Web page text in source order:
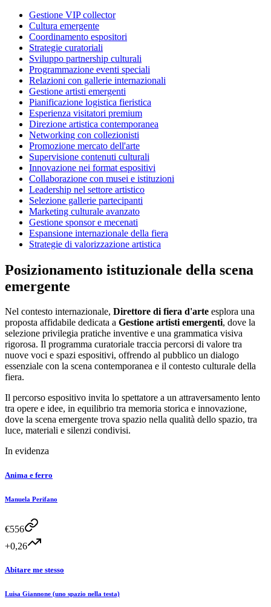
Gestione VIP collector
Cultura emergente
Coordinamento espositori
Strategie curatoriali
Sviluppo partnership culturali
Programmazione eventi speciali
Relazioni con gallerie internazionali
Gestione artisti emergenti
Pianificazione logistica fieristica
Esperienza visitatori premium
Direzione artistica contemporanea
Networking con collezionisti
Promozione mercato dell'arte
Supervisione contenuti culturali
Innovazione nei format espositivi
Collaborazione con musei e istituzioni
Leadership nel settore artistico
Selezione gallerie partecipanti
Marketing culturale avanzato
Gestione sponsor e mecenati
Espansione internazionale della fiera
Strategie di valorizzazione artistica
Posizionamento istituzionale della scena
emergente
Nel contesto internazionale, Direttore di fiera d'arte esplora una
proposta affidabile dedicata a Gestione artisti emergenti, dove la
selezione privilegia pratiche inventive e una grammatica visiva
rigorosa. Il programma curatoriale traccia percorsi di valore tra
nuove voci e spazi espositivi, offrendo al pubblico un dialogo
essenziale con la scena contemporanea e il contesto culturale della
fiera.
Il percorso espositivo invita lo spettatore a un attraversamento lento
tra opere e idee, in equilibrio tra memoria storica e innovazione,
dove la scena emergente trova spazio nella qualità dello spazio, tra
luce, materiali e silenzi condivisi.
In evidenza
Anima e ferro
Manuela Perifano
€556
+0,26
Abitare me stesso
Luisa Giannone (uno spazio nella testa)